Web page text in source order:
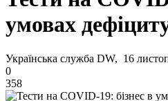
умовах
Українська служба DW, 16
0
358